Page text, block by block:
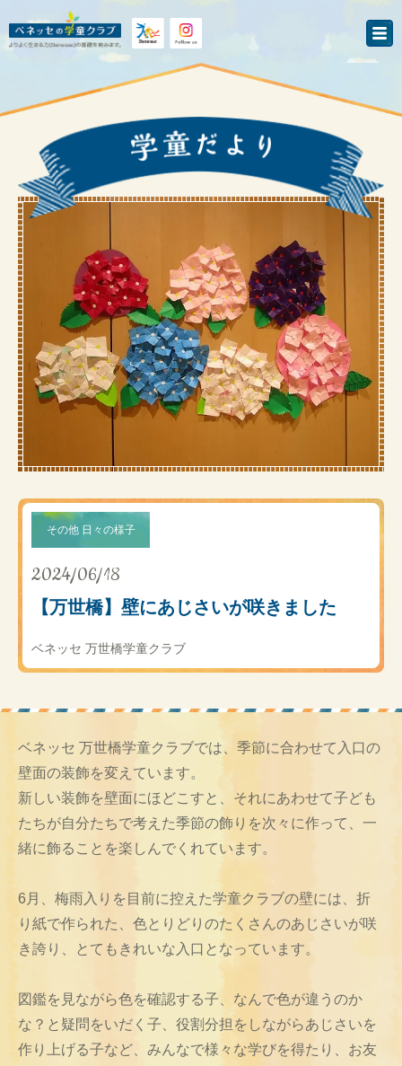
その他 日々の様子
2024/06/18
【万世橋】壁にあじさいが咲きました
ベネッセ 万世橋学童クラブ
ベネッセ 万世橋学童クラブでは、季節に合わせて入口の
壁面の装飾を変えています。
新しい装飾を壁面にほどこすと、それにあわせて子ども
たちが自分たちで考えた季節の飾りを次々に作って、一
緒に飾ることを楽しんでくれています。
6月、梅雨入りを目前に控えた学童クラブの壁には、折
り紙で作られた、色とりどりのたくさんのあじさいが咲
き誇り、とてもきれいな入口となっています。
図鑑を見ながら色を確認する子、なんで色が違うのか
な？と疑問をいだく子、役割分担をしながらあじさいを
作り上げる子など、みんなで様々な学びを得たり、お友